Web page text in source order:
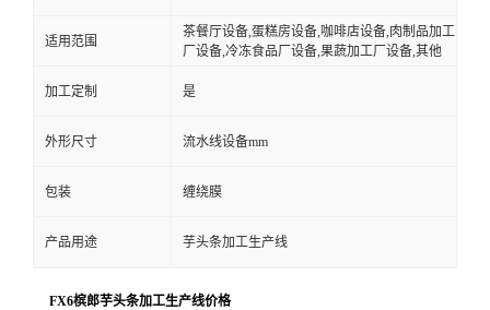
适用范围
茶餐厅设备,蛋糕房设备,咖啡店设备,肉制品加工
厂设备,冷冻食品厂设备,果蔬加工厂设备,其他
加工定制 是
外形尺寸 流水线设备mm
包装 缠绕膜
产品用途 芋头条加工生产线
FX6槟郎芋头条加工生产线价格